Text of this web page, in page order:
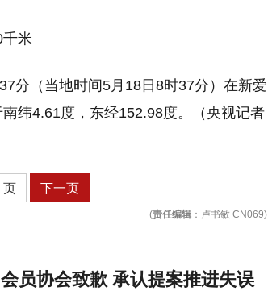
米
分（当地时间5月18日8时37分）在新爱
纬4.61度，东经152.98度。（央视记者
页 下一页
(责任编辑 ：卢书敏 CN069)
员协会致歉 承认提案推进失误